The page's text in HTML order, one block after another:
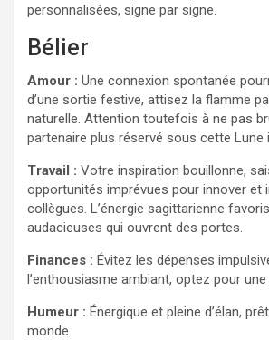
personnalisées, signe par signe.
Bélier
Amour : Une connexion spontanée
d’une sortie festive, attisez la flamme
naturelle. Attention toutefois à ne pas
partenaire plus réservé sous cette Lune
Travail : Votre inspiration bouillonne,
opportunités imprévues pour innover et
collègues. L’énergie sagittarienne
audacieuses qui ouvrent des portes.
Finances : Évitez les dépenses
l’enthousiasme ambiant, optez pour
Humeur : Énergique et pleine d’élan,
monde.